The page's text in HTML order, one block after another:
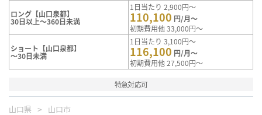
ロング【山口泉都】
30日以上～360日未満
1日当たり 2,900円～
110,100 円/月～
初期費用他 33,000円～
ショート【山口泉都】
～30日未満
1日当たり 3,100円～
116,100 円/月～
初期費用他 27,500円～
特急対応可
山口県 山口市